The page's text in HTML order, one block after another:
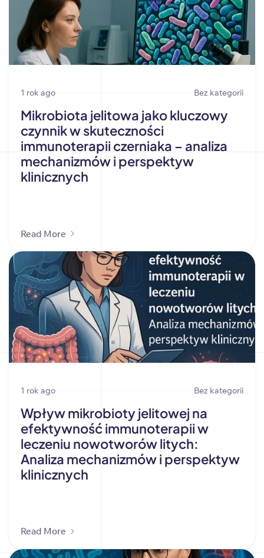
1 rok ago Bez kategorii
Mikrobiota jelitowa jako kluczowy
czynnik w skuteczności
immunoterapii czerniaka – analiza
mechanizmów i perspektyw
klinicznych
Read More
1 rok ago Bez kategorii
Wpływ mikrobioty jelitowej na
efektywność immunoterapii w
leczeniu nowotworów litych:
Analiza mechanizmów i perspektyw
klinicznych
Read More